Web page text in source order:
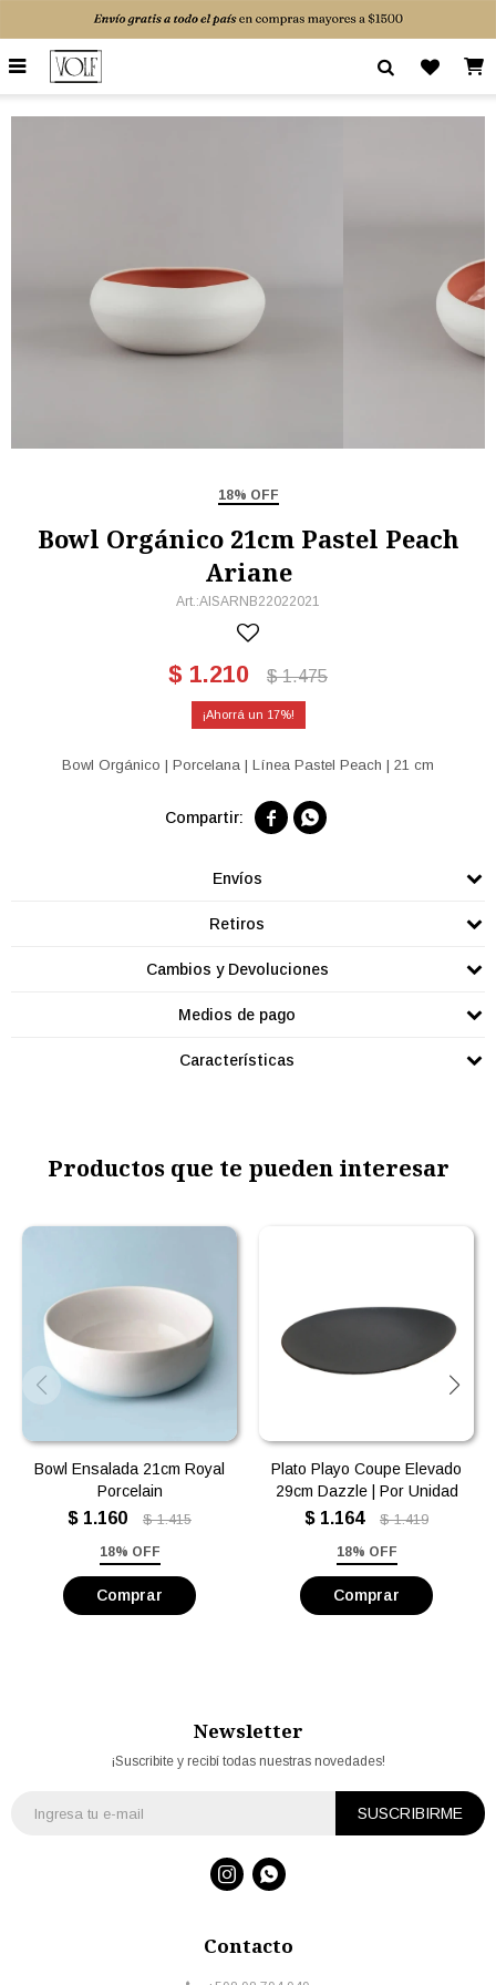

18% OFF
Bowl Orgánico 21cm Pastel Peach
Ariane
AISARNB22022021
$ 1.210 $ 1.475
17
Bowl Orgánico | Porcelana | Línea Pastel Peach | 21 cm
 
Envíos
Retiros
Cambios y Devoluciones
Medios de pago
Características
Productos que te pueden interesar
Bowl Ensalada 21cm Royal
Porcelain
$ 1.160 $ 1.415
18% OFF
Plato Playo Coupe Elevado
29cm Dazzle | Por Unidad
$ 1.164 $ 1.419
18% OFF
Contacto
Newsletter
¡Suscribite y recibí todas nuestras novedades!
SUSCRIBIRME
 